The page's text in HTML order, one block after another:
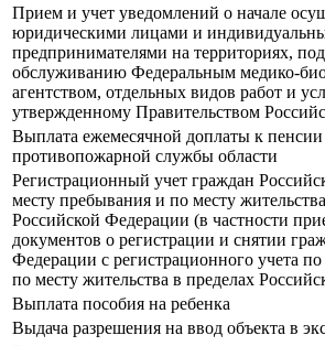
Прием и учет уведомлений о начале
юридическими лицами и
предпринимателями на территориях,
обслуживанию Федеральным медико-
агентством, отдельных видов работ и
утвержденному Правительством
Выплата ежемесячной доплаты к
противопожарной службы области
Регистрационный учет граждан
месту пребывания и по месту
Российской Федерации (в частности
документов о регистрации и снятии
Федерации с регистрационного учета
по месту жительства в пределах
Выплата пособия на ребенка
Выдача разрешения на ввод объекта в